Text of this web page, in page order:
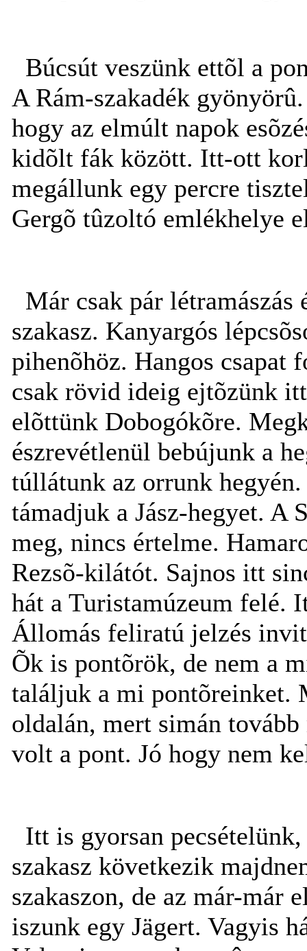
Búcsút veszünk ettõl a
A Rám-szakadék
hogy az elmúlt napok
kidõlt fák között. Itt-ott
megállunk egy percre
Gergõ tûzoltó emlékhelye
Már csak pár
szakasz. Kanyargós
pihenõhöz. Hangos csapat
csak rövid ideig ejtõzünk
elõttünk Dobogókõre.
észrevétlenül bebújunk a
túllátunk az orrunk
támadjuk a Jász-hegyet. A
meg, nincs értelme.
Rezsõ-kilátót. Sajnos itt
hát a Turistamúzeum felé.
Állomás feliratú jelzés
Õk is pontõrök, de nem a
találjuk a mi pontõreinket.
oldalán, mert simán
volt a pont. Jó hogy nem
Itt is gyorsan
szakasz következik
szakaszon, de az már-már
iszunk egy Jägert. Vagyis